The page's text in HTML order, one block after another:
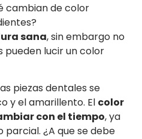
sana, sin embargo no
pueden lucir un color
piezas dentales se
y el amarillento. El color
con el tiempo, ya
¿A que se debe